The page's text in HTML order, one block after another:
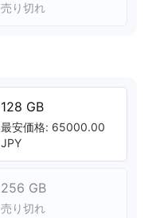
売り切れ
128 GB
最安価格: 65000.00
JPY
256 GB
売り切れ